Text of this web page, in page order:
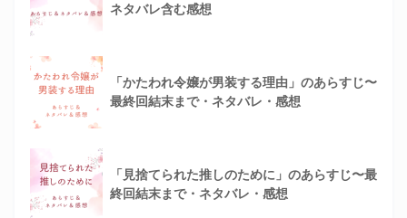
ネタバレ含む感想
「かたわれ令嬢が男装する理由」のあらすじ〜
最終回結末まで・ネタバレ・感想
「見捨てられた推しのために」のあらすじ〜最
終回結末まで・ネタバレ・感想